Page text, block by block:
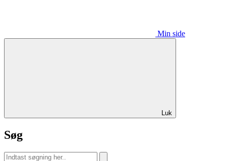
Min side
Luk
Søg